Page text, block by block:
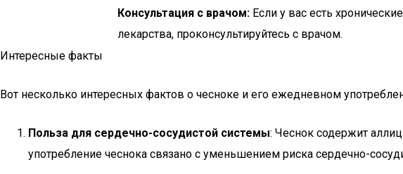
Консультация с врачом: Если у вас есть
лекарства, проконсультируйтесь с врачом.
Интересные факты
Вот несколько интересных фактов о чесноке и его ежедневном
Польза для сердечно-сосудистой системы: Чеснок содержит
употребление чеснока связано с уменьшением риска сердечно-